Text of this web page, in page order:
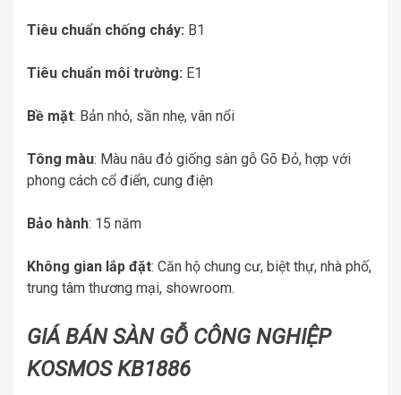
Tiêu chuẩn chống cháy: B1
Tiêu chuẩn môi trường: E1
Bề mặt: Bản nhỏ, sần nhẹ, vân nổi
Tông màu: Màu nâu đỏ giống sàn gỗ Gõ Đỏ, hợp với
phong cách cổ điển, cung điện
Bảo hành: 15 năm
Không gian lắp đặt: Căn hộ chung cư, biệt thự, nhà phố,
trung tâm thương mại, showroom.
GIÁ BÁN SÀN GỖ CÔNG NGHIỆP
KOSMOS KB1886